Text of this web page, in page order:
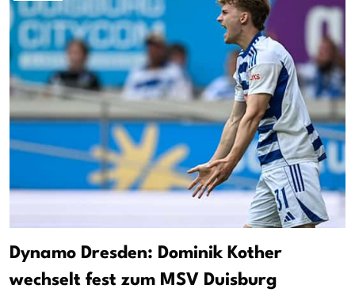
Dynamo Dresden: Dominik Kother
wechselt fest zum MSV Duisburg